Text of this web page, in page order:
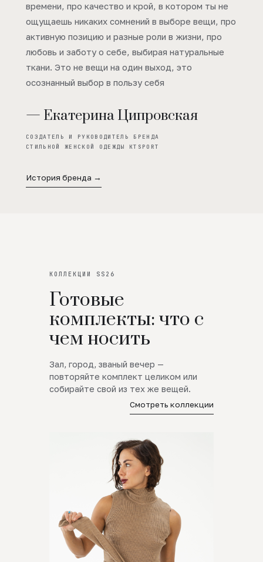
времени, про качество и крой, в котором ты не
ощущаешь никаких сомнений в выборе вещи, про
активную позицию и разные роли в жизни, про
любовь и заботу о себе, выбирая натуральные
ткани. Это не вещи на один выход, это
осознанный выбор в пользу себя
— Екатерина Ципровская
СОЗДАТЕЛЬ И РУКОВОДИТЕЛЬ БРЕНДА
СТИЛЬНОЙ ЖЕНСКОЙ ОДЕЖДЫ KTSPORT
История бренда →
КОЛЛЕКЦИИ SS26
Готовые
комплекты: что с
чем носить
Зал, город, званый вечер —
повторяйте комплект целиком или
собирайте свой из тех же вещей.
Смотреть коллекции